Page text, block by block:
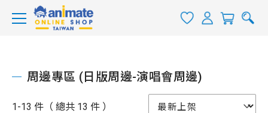
周邊專區 (日版周邊-演唱會周邊)
1-13 件（ 總共 13 件 ）